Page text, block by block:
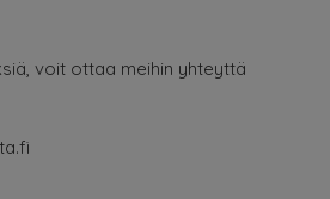
voit ottaa meihin yhteyttä